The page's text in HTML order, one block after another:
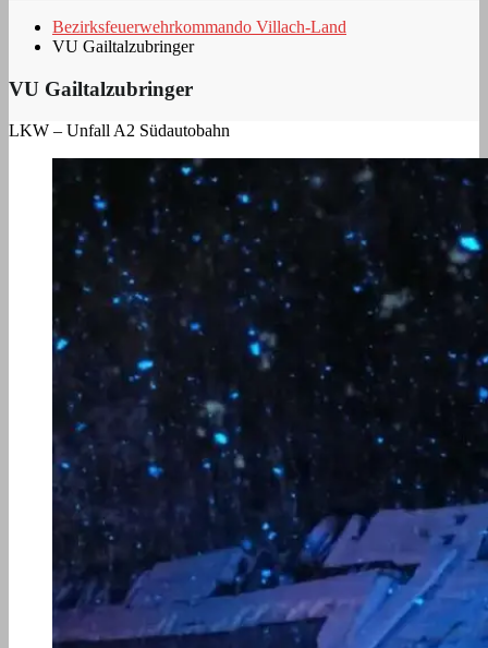
Bezirksfeuerwehrkommando Villach-Land
VU Gailtalzubringer
VU Gailtalzubringer
LKW – Unfall A2 Südautobahn